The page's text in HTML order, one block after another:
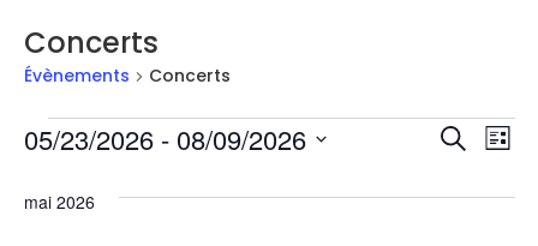
Concerts
Évènements Concerts
et
Liste
05/23/2026 - 08/09/2026
date.
mai 2026